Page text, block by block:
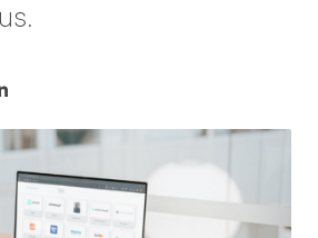
teilen teilen
LinkedIn teilen